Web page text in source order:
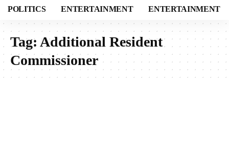
POLITICS ENTERTAINMENT ENTERTAINMENT
Tag: Additional Resident
Commissioner